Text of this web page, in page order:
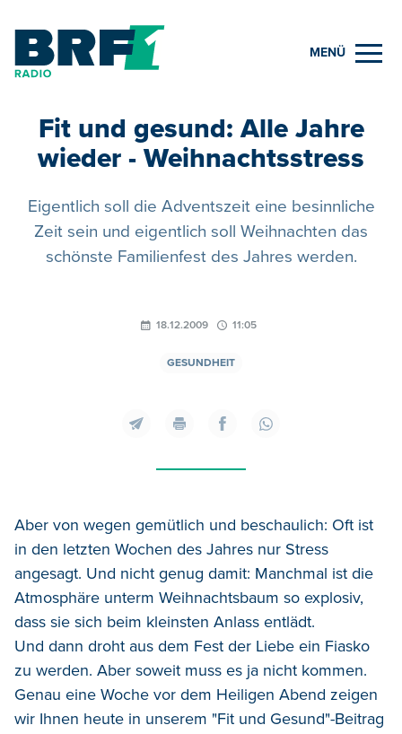
MENÜ
Fit und gesund: Alle Jahre
wieder - Weihnachtsstress
Eigentlich soll die Adventszeit eine besinnliche
Zeit sein und eigentlich soll Weihnachten das
schönste Familienfest des Jahres werden.
18.12.2009 11:05
GESUNDHEIT
Aber von wegen gemütlich und beschaulich: Oft ist
in den letzten Wochen des Jahres nur Stress
angesagt. Und nicht genug damit: Manchmal ist die
Atmosphäre unterm Weihnachtsbaum so explosiv,
dass sie sich beim kleinsten Anlass entlädt.
Und dann droht aus dem Fest der Liebe ein Fiasko
zu werden. Aber soweit muss es ja nicht kommen.
Genau eine Woche vor dem Heiligen Abend zeigen
wir Ihnen heute in unserem "Fit und Gesund"-Beitrag